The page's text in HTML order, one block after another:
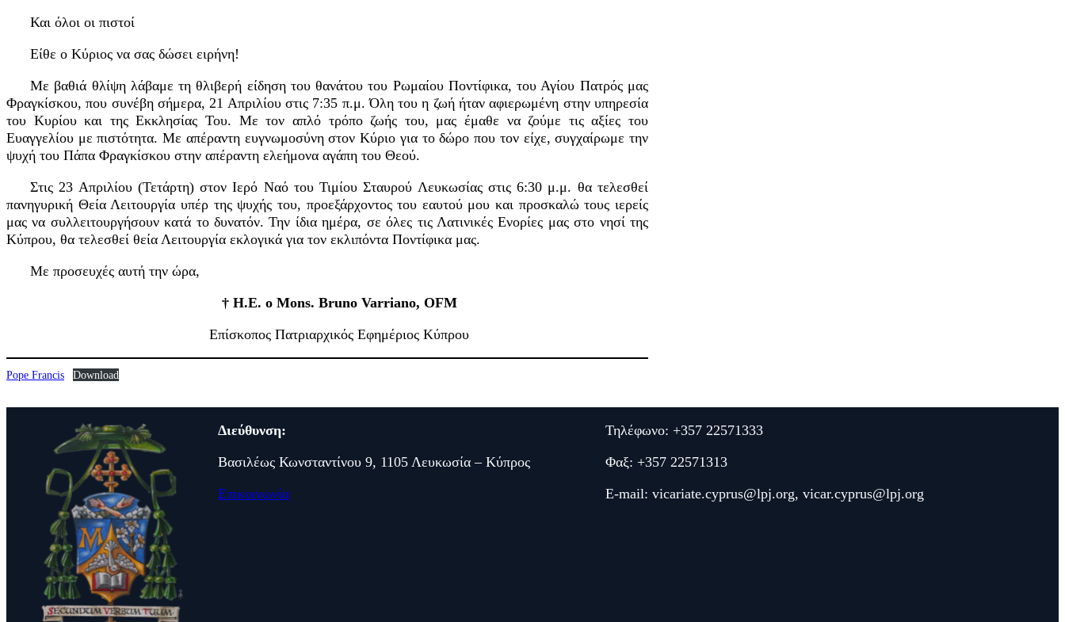
Και όλοι οι πιστοί
Είθε ο Κύριος να σας δώσει ειρήνη!
Με βαθιά θλίψη λάβαμε τη θλιβερή είδηση ​​του θανάτου του Ρωμαίου Ποντίφικα, του Αγίου Πατρός μας
Φραγκίσκου, που συνέβη σήμερα, 21 Απριλίου στις 7:35 π.μ. Όλη του η ζωή ήταν αφιερωμένη στην υπηρεσία
του Κυρίου και της Εκκλησίας Του. Με τον απλό τρόπο ζωής του, μας έμαθε να ζούμε τις αξίες του
Ευαγγελίου με πιστότητα. Με απέραντη ευγνωμοσύνη στον Κύριο για το δώρο που τον είχε, συγχαίρωμε την
ψυχή του Πάπα Φραγκίσκου στην απέραντη ελεήμονα αγάπη του Θεού.
Στις 23 Απριλίου (Τετάρτη) στον Ιερό Ναό του Τιμίου Σταυρού Λευκωσίας στις 6:30 μ.μ. θα τελεσθεί
πανηγυρική Θεία Λειτουργία υπέρ της ψυχής του, προεξάρχοντος του εαυτού μου και προσκαλώ τους ιερείς
μας να συλλειτουργήσουν κατά το δυνατόν. Την ίδια ημέρα, σε όλες τις Λατινικές Ενορίες μας στο νησί της
Κύπρου, θα τελεσθεί θεία Λειτουργία εκλογικά για τον εκλιπόντα Ποντίφικα μας.
Με προσευχές αυτή την ώρα,
† H.E. ο Mons. Bruno Varriano, OFM
Επίσκοπος Πατριαρχικός Εφημέριος Κύπρου
Pope Francis Download
Διεύθυνση:
Βασιλέως Κωνσταντίνου 9, 1105 Λευκωσία – Κύπρος
Επικοινωνία
Τηλέφωνο: +357 22571333
Φαξ: +357 22571313
E-mail: vicariate.cyprus@lpj.org, vicar.cyprus@lpj.org